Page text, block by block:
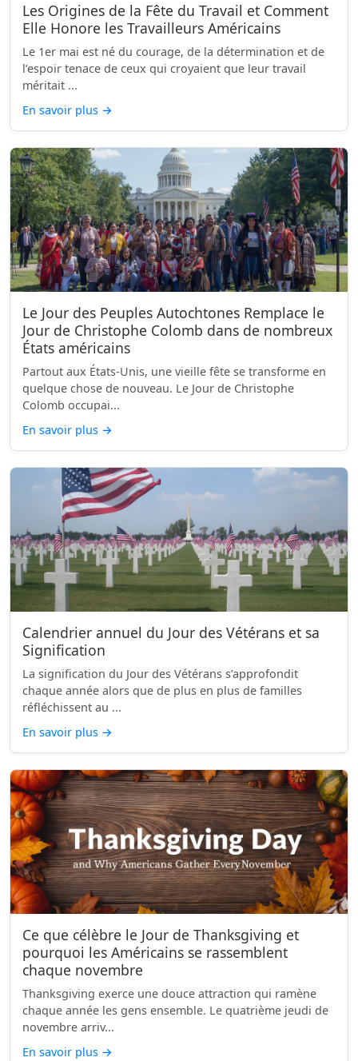
Les Origines de la Fête du Travail et Comment
Elle Honore les Travailleurs Américains
Le 1er mai est né du courage, de la détermination et de
l’espoir tenace de ceux qui croyaient que leur travail
méritait ...
En savoir plus →
Le Jour des Peuples Autochtones Remplace le
Jour de Christophe Colomb dans de nombreux
États américains
Partout aux États-Unis, une vieille fête se transforme en
quelque chose de nouveau. Le Jour de Christophe
Colomb occupai...
En savoir plus →
Calendrier annuel du Jour des Vétérans et sa
Signification
La signification du Jour des Vétérans s’approfondit
chaque année alors que de plus en plus de familles
réfléchissent au ...
En savoir plus →
Ce que célèbre le Jour de Thanksgiving et
pourquoi les Américains se rassemblent
chaque novembre
Thanksgiving exerce une douce attraction qui ramène
chaque année les gens ensemble. Le quatrième jeudi de
novembre arriv...
En savoir plus →